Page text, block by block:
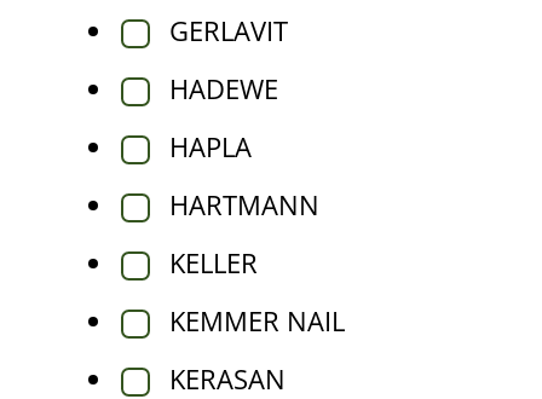
GERLAVIT
HADEWE
HAPLA
HARTMANN
KELLER
KEMMER NAIL
KERASAN